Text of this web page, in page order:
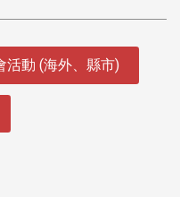
活動 (海外、縣市)